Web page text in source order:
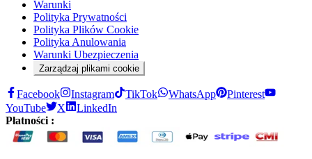
Warunki
Polityka Prywatności
Polityka Plików Cookie
Polityka Anulowania
Warunki Ubezpieczenia
Zarządzaj plikami cookie
Facebook Instagram TikTok WhatsApp
Pinterest
YouTube
X
LinkedIn
Płatności :